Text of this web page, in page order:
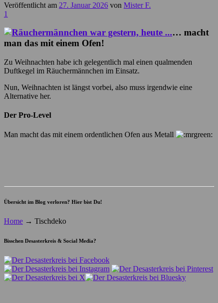
Veröffentlicht am 27. Januar 2026 von Mister F.
1
… macht
man das mit einem Ofen!
Zu Weihnachten habe ich gelegentlich mal einen qualmenden
Duftkegel im Räuchermännchen im Einsatz.
Nun, Weihnachten ist längst vorbei, also muss irgendwie eine
Alternative her.
Der Pro-Level
Man macht das mit einem ordentlichen Ofen aus Metall
Übersicht im Blog verloren? Hier bist Du!
Home → Tischdeko
Bisschen Desasterkreis & Social Media?